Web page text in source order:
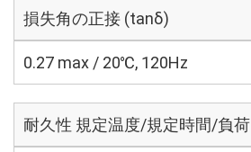
損失角の正接 (tanδ)
0.27 max / 20℃, 120Hz
耐久性 規定温度/規定時間/負荷